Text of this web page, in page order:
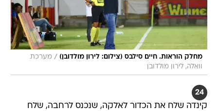
מחלק הוראות. חיים סילבס (צילום: לירון מולדובן) / מערכת
וואלה, לירון מולדובן
24
קינדה שלח את הכדור לאלקה, שנכנס לרחבה, שלח